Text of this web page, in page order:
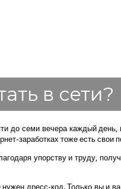
в сети?
до семи вечера каждый день,
заработках тоже есть
упорству и труду,
дресс-код. Только вы и